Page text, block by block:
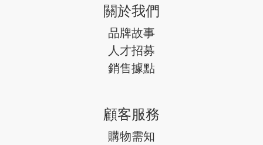
關於我們
品牌故事
人才招募
銷售據點
顧客服務
購物需知